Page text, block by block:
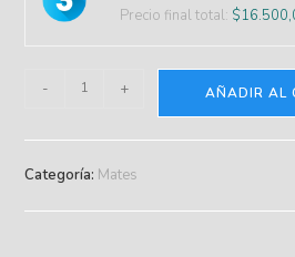
Precio final total: $
- + AÑADIR AL
Categoría: Mates